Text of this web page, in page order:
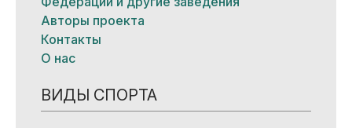
Авторы проекта
Контакты
О нас
ВИДЫ СПОРТА